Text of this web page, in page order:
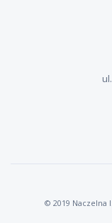
© 2019 Naczelna